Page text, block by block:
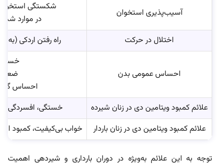
آسیب‌پذیری استخوان
شکستگی
در موارد
اختلال در حرکت
راه رفتن اردکی
احساس عمومی بدن
ضعف
احساس
علائم کمبود ویتامین دی در زنان شیرده
خستگی، افسردگی،
علائم کمبود ویتامین دی در زنان باردار
خواب بی‌کیفیت، کمبود
توجه به این علائم به‌ویژه در دوران بارداری و شیردهی اهمیت